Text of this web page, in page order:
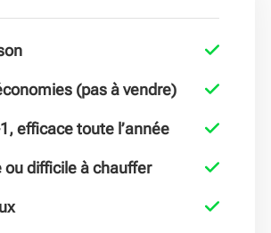
(pas à vendre)
efficace toute l’année
ou difficile à chauffer